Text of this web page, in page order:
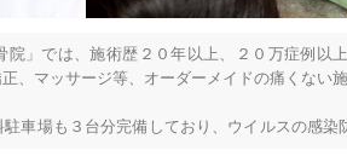
院」では、施術歴２０年以上、２０万症例以
、マッサージ等、オーダーメイドの痛くない
車場も３台分完備しており、ウイルスの感